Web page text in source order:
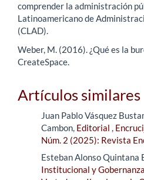
comprender la administración
Latinoamericano de
(CLAD).
Weber, M. (2016). ¿Qué es la
CreateSpace.
Artículos similares
Juan Pablo Vásquez
Cambon, Editorial ,
Núm. 2 (2025): Revista
Esteban Alonso Quintana
Institucional y